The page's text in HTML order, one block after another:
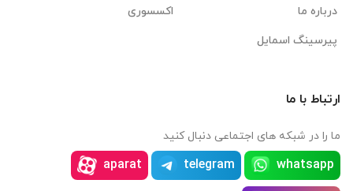
درباره ما
پیرسینگ اسمایل
اکسسوری
ارتباط با ما
ما را در شبکه های اجتماعی دنبال کنید
whatsapp
telegram
aparat